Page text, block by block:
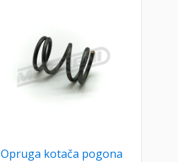
Opruga kotača pogona